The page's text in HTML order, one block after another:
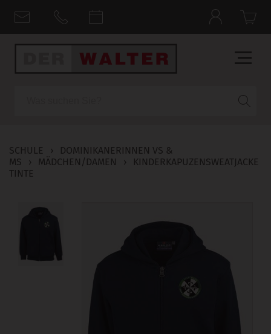
SCHULE ›
DOMINIKANERINNEN VS &
MS
› MÄDCHEN/DAMEN ›
KINDERKAPUZENSWEATJACKE
TINTE